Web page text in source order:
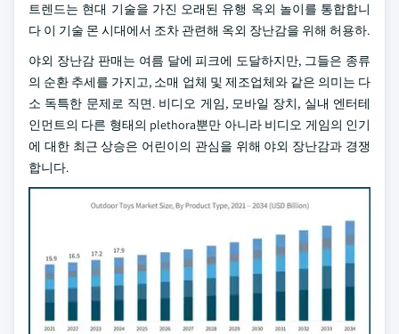
트렌드는 현대 기술을 가진 오래된 유행 옥외 놀이를 통합합니
다 이 기술 몬 시대에서 조차 관련해 옥외 장난감을 위해 허용하.
야외 장난감 판매는 여름 달에 피크에 도달하지만, 그들은 종류
의 순환 추세를 가지고, 소매 업체 및 제조업체와 같은 의미는 다
소 독특한 문제로 직면. 비디오 게임, 모바일 장치, 실내 엔터테
인먼트의 다른 형태의 plethora뿐만 아니라 비디오 게임의 인기
에 대한 최근 상승은 어린이의 관심을 위해 야외 장난감과 경쟁
합니다.